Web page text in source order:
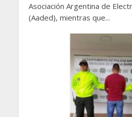
Asociación Argentina de
(Aaded), mientras que...